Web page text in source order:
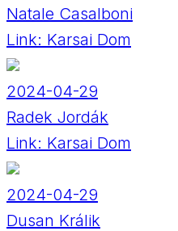
Natale Casalboni
Link: Karsai Dom
2024-04-29
Radek Jordák
Link: Karsai Dom
2024-04-29
Dusan Králik